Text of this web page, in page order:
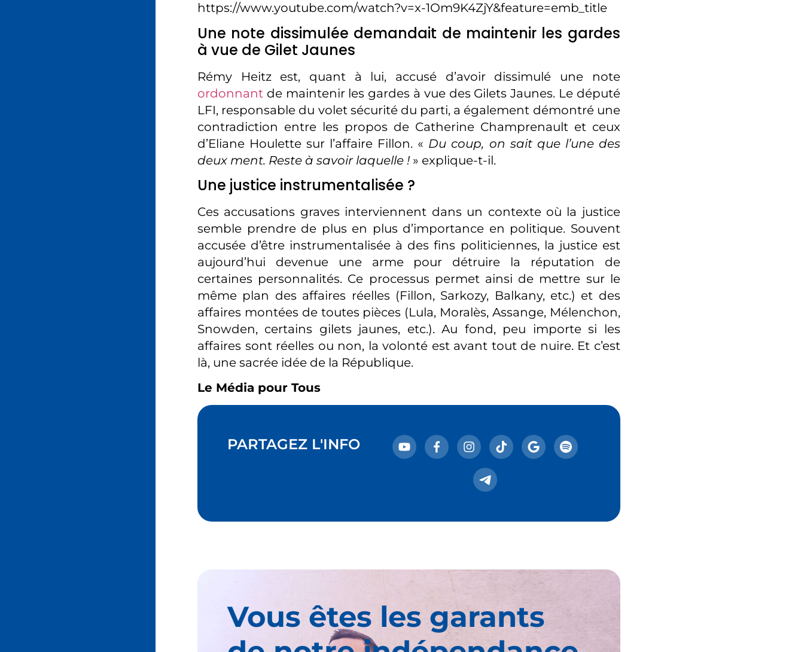
https://www.youtube.com/watch?v=x-1Om9K4ZjY&feature=emb_title
Une note dissimulée demandait de maintenir les gardes
à vue de Gilet Jaunes
Rémy Heitz est, quant à lui, accusé d’avoir dissimulé une note
ordonnant de maintenir les gardes à vue des Gilets Jaunes. Le député
LFI, responsable du volet sécurité du parti, a également démontré une
contradiction entre les propos de Catherine Champrenault et ceux
d’Eliane Houlette sur l’affaire Fillon. « Du coup, on sait que l’une des
deux ment. Reste à savoir laquelle ! » explique-t-il.
Une justice instrumentalisée ?
Ces accusations graves interviennent dans un contexte où la justice
semble prendre de plus en plus d’importance en politique. Souvent
accusée d’être instrumentalisée à des fins politiciennes, la justice est
aujourd’hui devenue une arme pour détruire la réputation de
certaines personnalités. Ce processus permet ainsi de mettre sur le
même plan des affaires réelles (Fillon, Sarkozy, Balkany, etc.) et des
affaires montées de toutes pièces (Lula, Moralès, Assange, Mélenchon,
Snowden, certains gilets jaunes, etc.). Au fond, peu importe si les
affaires sont réelles ou non, la volonté est avant tout de nuire. Et c’est
là, une sacrée idée de la République.
Le Média pour Tous
PARTAGEZ L'INFO
Vous êtes les garants